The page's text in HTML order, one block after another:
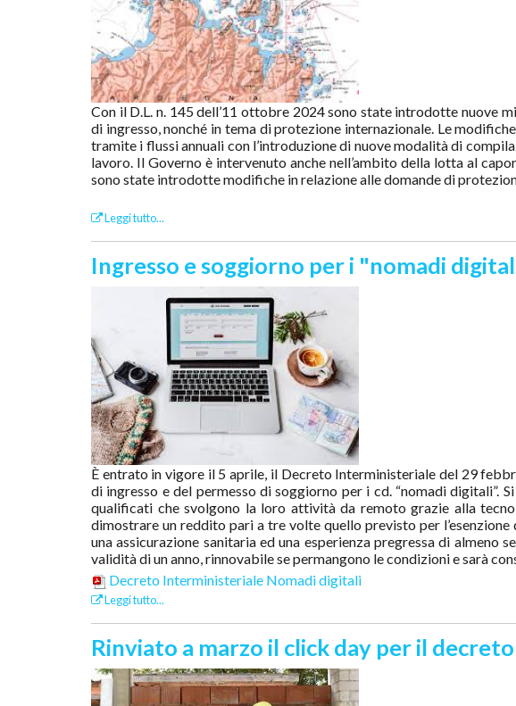
Con il D.L. n. 145 dell’11 ottobre 2024 sono state introdotte nuove
di ingresso, nonché in tema di protezione internazionale. Le
tramite i flussi annuali con l’introduzione di nuove modalità di
lavoro. Il Governo è intervenuto anche nell’ambito della lotta al
sono state introdotte modifiche in relazione alle domande di
Leggi tutto...
Ingresso e soggiorno per i "nomadi
È entrato in vigore il 5 aprile, il Decreto Interministeriale del 29
di ingresso e del permesso di soggiorno per i cd. “nomadi
qualificati che svolgono la loro attività da remoto grazie alla
dimostrare un reddito pari a tre volte quello previsto per
una assicurazione sanitaria ed una esperienza pregressa di almeno
validità di un anno, rinnovabile se permangono le condizioni e sarà
Decreto Interministeriale Nomadi digitali
Leggi tutto...
Rinviato a marzo il click day per il